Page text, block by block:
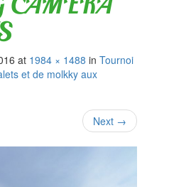
at 1984 × 1488 in Tournoi
et de molkky aux
Next →